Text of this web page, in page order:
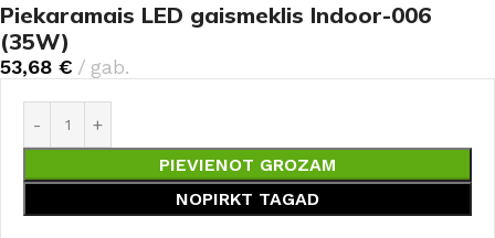
Piekaramais LED gaismeklis Indoor-006
(35W)
53,68 € gab.
PIEVIENOT GROZAM
NOPIRKT TAGAD